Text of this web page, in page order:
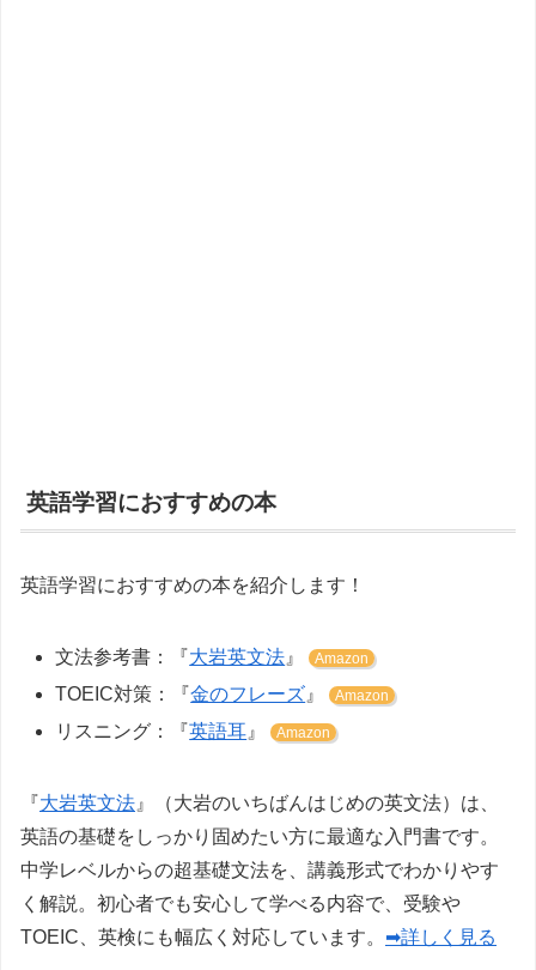
英語学習におすすめの本
英語学習におすすめの本を紹介します！
文法参考書：『大岩英文法 』 Amazon
TOEIC対策：『金のフレーズ 』 Amazon
リスニング：『英語耳 』 Amazon
『大岩英文法 』（大岩のいちばんはじめの英文法）は、
英語の基礎をしっかり固めたい方に最適な入門書です。
中学レベルからの超基礎文法を、講義形式でわかりやす
く解説。初心者でも安心して学べる内容で、受験や
TOEIC、英検にも幅広く対応しています。 ➡詳しく見る